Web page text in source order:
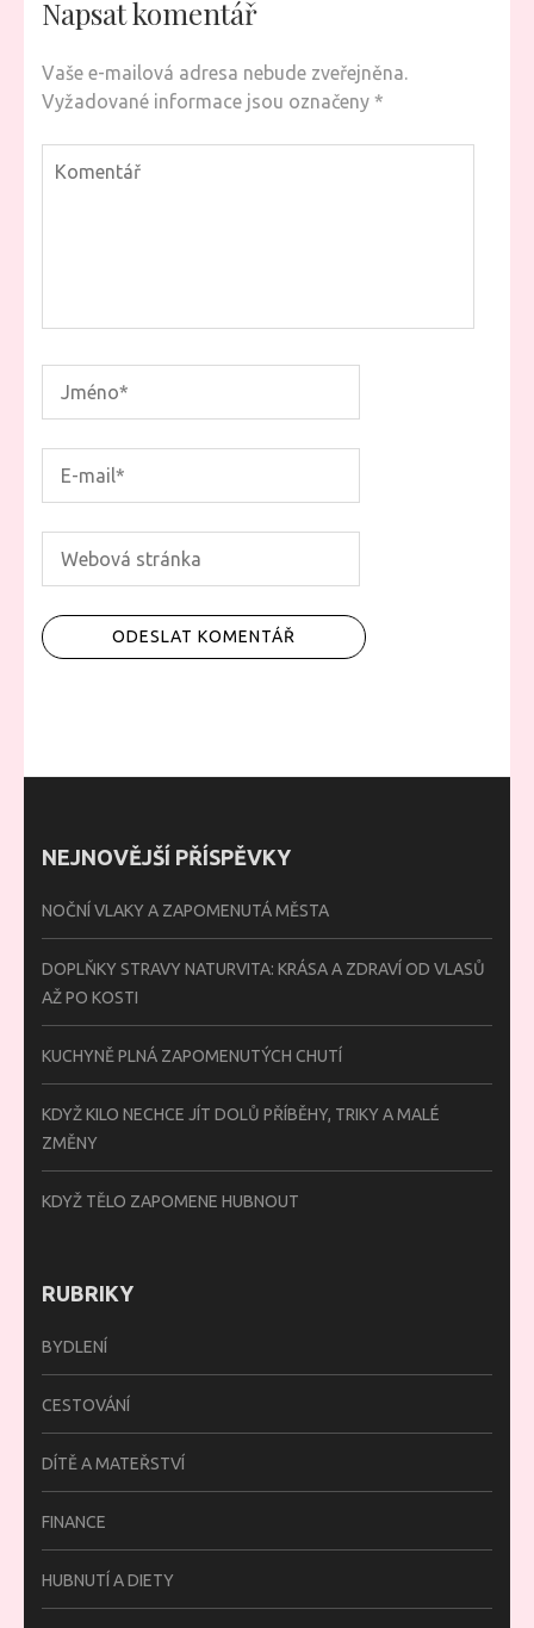
Napsat komentář
Vaše e-mailová adresa nebude zveřejněna.
Vyžadované informace jsou označeny *
NEJNOVĚJŠÍ PŘÍSPĚVKY
NOČNÍ VLAKY A ZAPOMENUTÁ MĚSTA
DOPLŇKY STRAVY NATURVITA: KRÁSA A ZDRAVÍ OD VLASŮ
AŽ PO KOSTI
KUCHYNĚ PLNÁ ZAPOMENUTÝCH CHUTÍ
KDYŽ KILO NECHCE JÍT DOLŮ PŘÍBĚHY, TRIKY A MALÉ
ZMĚNY
KDYŽ TĚLO ZAPOMENE HUBNOUT
RUBRIKY
BYDLENÍ
CESTOVÁNÍ
DÍTĚ A MATEŘSTVÍ
FINANCE
HUBNUTÍ A DIETY